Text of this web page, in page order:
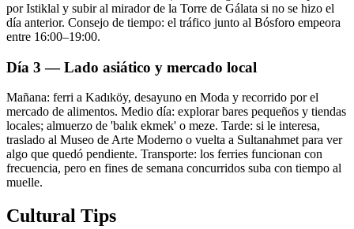
por Istiklal y subir al mirador de la Torre de Gálata si no se hizo el
día anterior. Consejo de tiempo: el tráfico junto al Bósforo empeora
entre 16:00–19:00.
Día 3 — Lado asiático y mercado local
Mañana: ferri a Kadıköy, desayuno en Moda y recorrido por el
mercado de alimentos. Medio día: explorar bares pequeños y tiendas
locales; almuerzo de 'balık ekmek' o meze. Tarde: si le interesa,
traslado al Museo de Arte Moderno o vuelta a Sultanahmet para ver
algo que quedó pendiente. Transporte: los ferries funcionan con
frecuencia, pero en fines de semana concurridos suba con tiempo al
muelle.
Cultural Tips